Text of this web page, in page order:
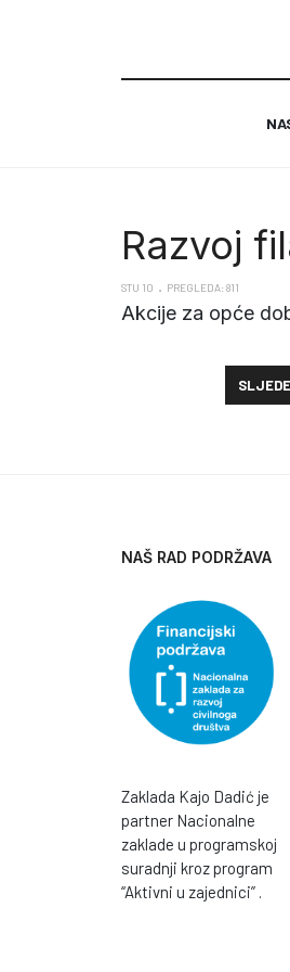
Razvoj
STU 10 PREGLEDA: 811
Akcije za opće
NAŠ RAD PODRŽAVA
Zaklada Kajo Dadić je
partner Nacionalne
zaklade u programskoj
suradnji kroz program
“Aktivni u zajednici” .